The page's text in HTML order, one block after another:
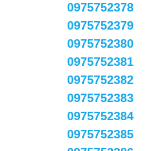
0975752378
0975752379
0975752380
0975752381
0975752382
0975752383
0975752384
0975752385